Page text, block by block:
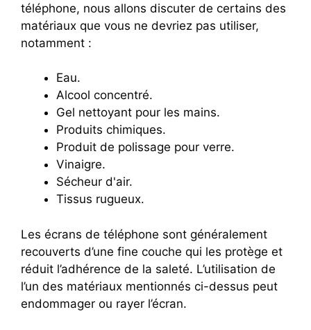
téléphone, nous allons discuter de certains des
matériaux que vous ne devriez pas utiliser,
notamment :
Eau.
Alcool concentré.
Gel nettoyant pour les mains.
Produits chimiques.
Produit de polissage pour verre.
Vinaigre.
Sécheur d'air.
Tissus rugueux.
Les écrans de téléphone sont généralement
recouverts d’une fine couche qui les protège et
réduit l’adhérence de la saleté. L’utilisation de
l’un des matériaux mentionnés ci-dessus peut
endommager ou rayer l’écran.